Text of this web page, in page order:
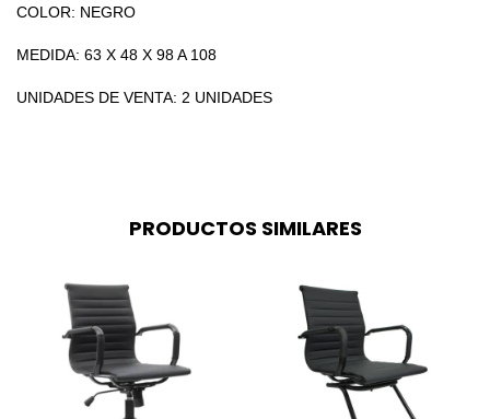
COLOR: NEGRO
MEDIDA: 63 X 48 X 98 A 108
UNIDADES DE VENTA: 2 UNIDADES
PRODUCTOS SIMILARES